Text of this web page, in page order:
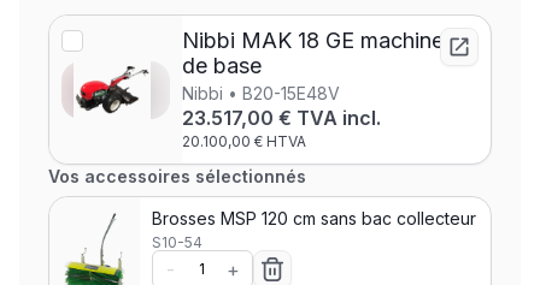
Nibbi MAK 18 GE machine
de base
Nibbi • B20-15E48V
23.517,00 € TVA incl.
20.100,00 € HTVA
Vos accessoires sélectionnés
Brosses MSP 120 cm sans bac collecteur
S10-54
- +